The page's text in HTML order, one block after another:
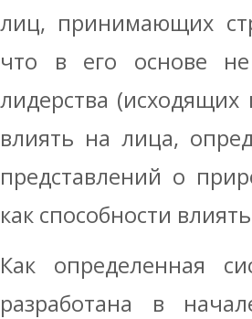
лиц, принимающих
что в его основе не
лидерства
влиять на лица,
представлений о
как способности
Как определенная
разработана в